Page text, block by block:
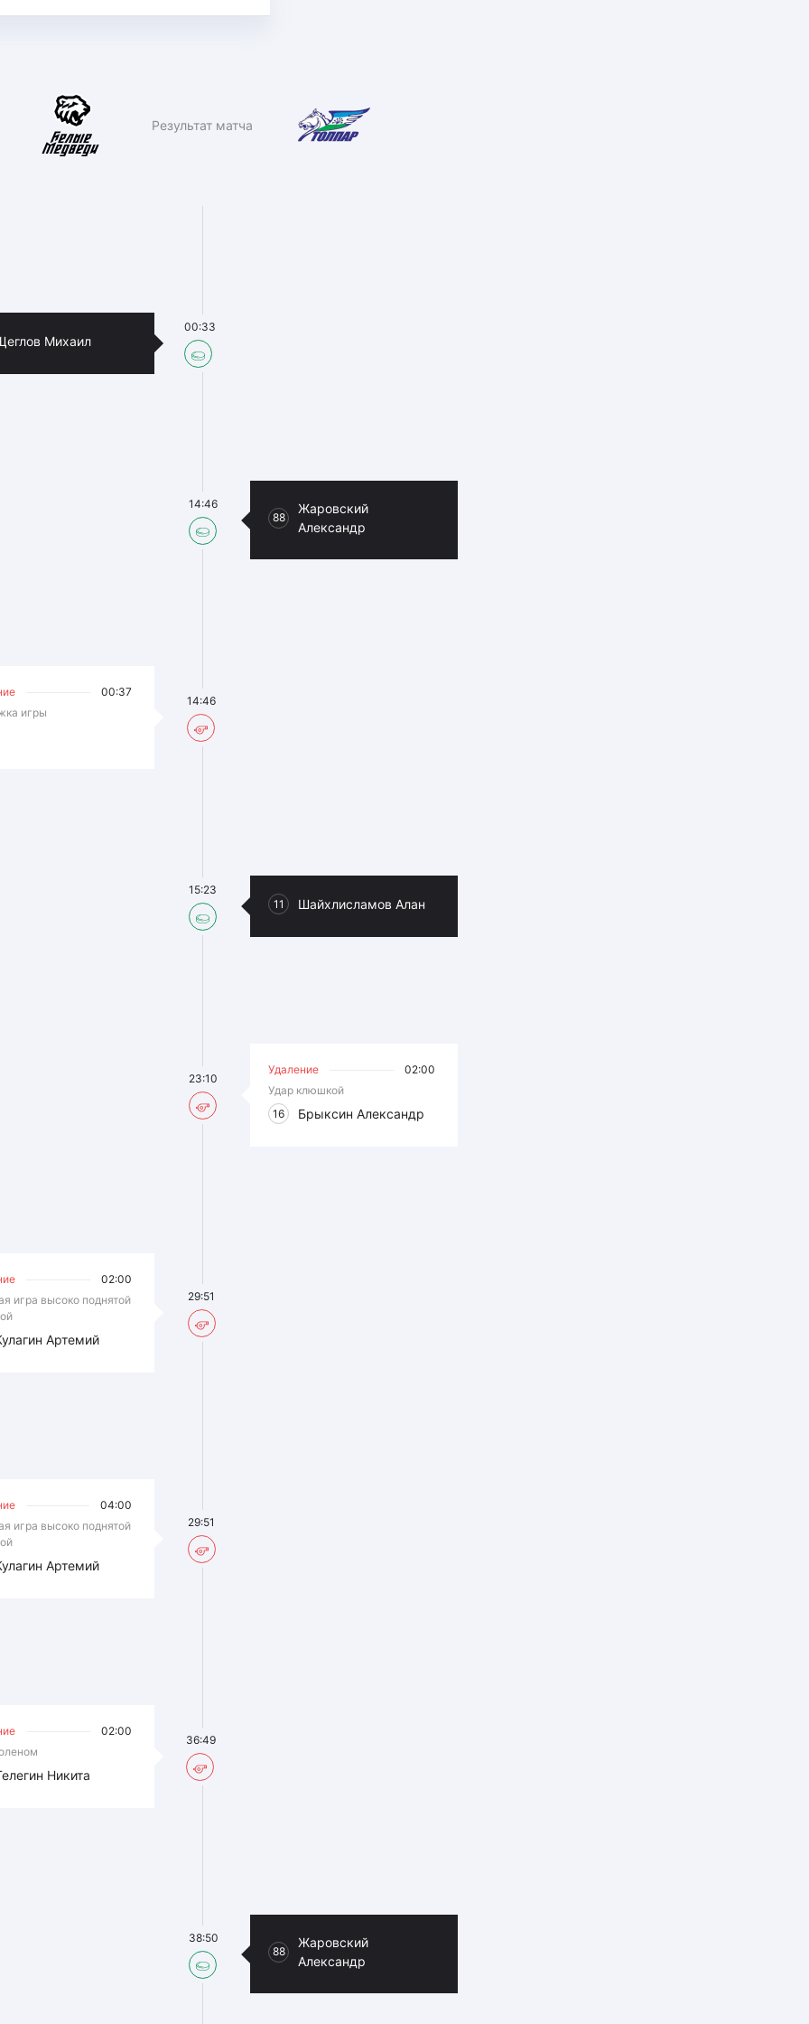
Результат матча
Михаил
00:33
88
Жаровский
Александр
14:46
00:37
игры
14:46
11 Шайхлисламов Алан
15:23
Удаление
02:00
Удар клюшкой
16
Брыксин Александр
23:10
02:00
игра высоко поднятой
Артемий
29:51
04:00
игра высоко поднятой
Артемий
29:51
02:00
Никита
36:49
88
Жаровский
Александр
38:50